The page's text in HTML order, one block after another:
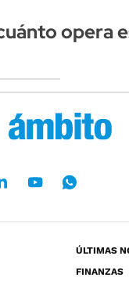
opera
ÚLTIMAS
FINANZAS